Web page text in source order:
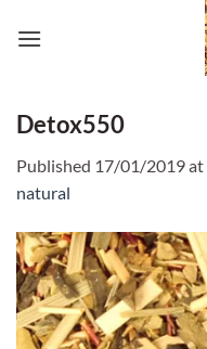
Detox550
Published 17/01/2019at
natural